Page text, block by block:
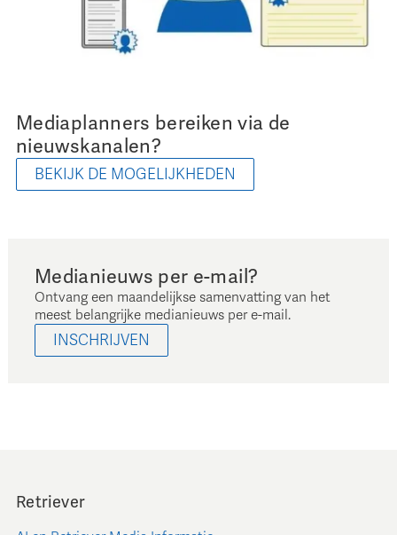
Mediaplanners bereiken via de
nieuwskanalen?
BEKIJK DE MOGELIJKHEDEN
Medianieuws per e-mail?
Ontvang een maandelijkse samenvatting van het
meest belangrijke medianieuws per e-mail.
INSCHRIJVEN
Retriever